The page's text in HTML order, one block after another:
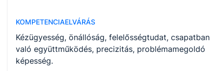
KOMPETENCIAELVÁRÁS
Kézügyesség, önállóság, felelősségtudat, csapatban
való együttműködés, precizitás, problémamegoldó
képesség.